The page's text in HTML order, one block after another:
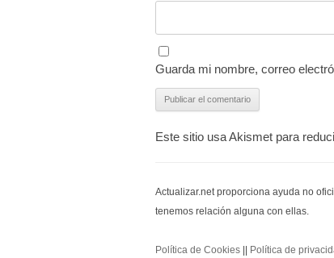
Guarda mi nombre, correo
Este sitio usa Akismet para
Actualizar.net proporciona ayuda no
tenemos relación alguna con ellas.
Política de Cookies Política de